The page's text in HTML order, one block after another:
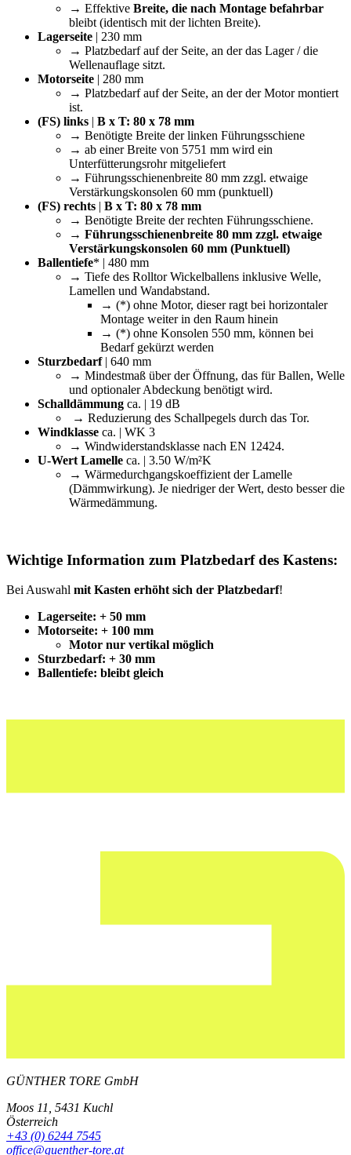
→ Effektive Breite, die nach Montage befahrbar
bleibt (identisch mit der lichten Breite).
Lagerseite | 230 mm
→ Platzbedarf auf der Seite, an der das Lager / die
Wellenauflage sitzt.
Motorseite | 280 mm
→ Platzbedarf auf der Seite, an der der Motor montiert
ist.
(FS) links | B x T: 80 x 78 mm
→ Benötigte Breite der linken Führungsschiene
→ ab einer Breite von 5751 mm wird ein
Unterfütterungsrohr mitgeliefert
→ Führungsschienenbreite 80 mm zzgl. etwaige
Verstärkungskonsolen 60 mm (punktuell)
(FS) rechts | B x T: 80 x 78 mm
→ Benötigte Breite der rechten Führungsschiene.
→ Führungsschienenbreite 80 mm zzgl. etwaige
Verstärkungskonsolen 60 mm (Punktuell)
Ballentiefe* | 480 mm
→ Tiefe des Rolltor Wickelballens inklusive Welle,
Lamellen und Wandabstand.
→ (*) ohne Motor, dieser ragt bei horizontaler
Montage weiter in den Raum hinein
→ (*) ohne Konsolen 550 mm, können bei
Bedarf gekürzt werden
Sturzbedarf | 640 mm
→ Mindestmaß über der Öffnung, das für Ballen, Welle
und optionaler Abdeckung benötigt wird.
Schalldämmung ca. | 19 dB
→ Reduzierung des Schallpegels durch das Tor.
Windklasse ca. | WK 3
→ Windwiderstandsklasse nach EN 12424.
U-Wert Lamelle ca. | 3.50 W/m²K
→ Wärmedurchgangskoeffizient der Lamelle
(Dämmwirkung). Je niedriger der Wert, desto besser die
Wärmedämmung.
Wichtige Information zum Platzbedarf des Kastens:
Bei Auswahl mit Kasten erhöht sich der Platzbedarf!
Lagerseite: + 50 mm
Motorseite: + 100 mm
Motor nur vertikal möglich
Sturzbedarf: + 30 mm
Ballentiefe: bleibt gleich
GÜNTHER TORE GmbH
Moos 11, 5431 Kuchl
Österreich
+43 (0) 6244 7545
office@guenther-tore.at